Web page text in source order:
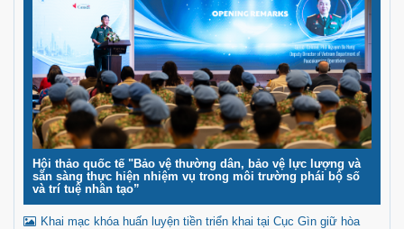
Hội thảo quốc tế "Bảo vệ thường dân, bảo vệ lực lượng và
sẵn sàng thực hiện nhiệm vụ trong môi trường phái bộ số
và trí tuệ nhân tạo”
Khai mạc khóa huấn luyện tiền triển khai tại Cục Gìn giữ hòa